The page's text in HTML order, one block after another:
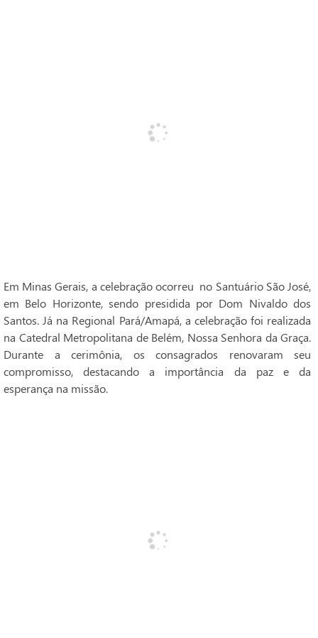
Em Minas Gerais, a celebração ocorreu no Santuário São José,
em Belo Horizonte, sendo presidida por Dom Nivaldo dos
Santos. Já na Regional Pará/Amapá, a celebração foi realizada
na Catedral Metropolitana de Belém, Nossa Senhora da Graça.
Durante a cerimônia, os consagrados renovaram seu
compromisso, destacando a importância da paz e da
esperança na missão.